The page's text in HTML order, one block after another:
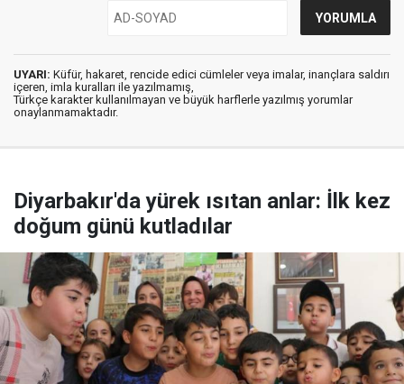
UYARI: Küfür, hakaret, rencide edici cümleler veya imalar, inançlara saldırı
içeren, imla kuralları ile yazılmamış,
Türkçe karakter kullanılmayan ve büyük harflerle yazılmış yorumlar
onaylanmamaktadır.
Diyarbakır'da yürek ısıtan anlar: İlk kez
doğum günü kutladılar